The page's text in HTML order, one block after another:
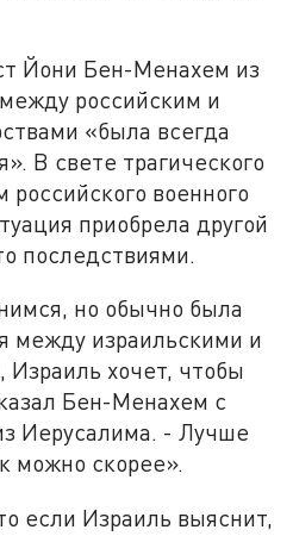
Йони Бен-Менахем из
российским и
«была всегда
В свете трагического
военного
приобрела другой
последствиями.
но обычно была
между израильскими и
Израиль хочет, чтобы
Бен-Менахем с
Иерусалима. -Лучше
можно скорее».
если Израиль выяснит,